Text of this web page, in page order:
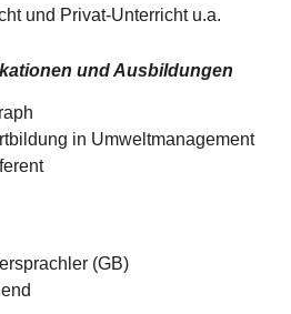
und Privat-Unterricht u.a.
und Ausbildungen
in Umweltmanagement
(GB)